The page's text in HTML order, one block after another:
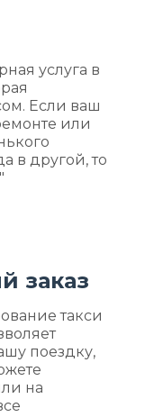
услуга в
Если ваш
или
в другой, то
заказ
такси
поездку,
на